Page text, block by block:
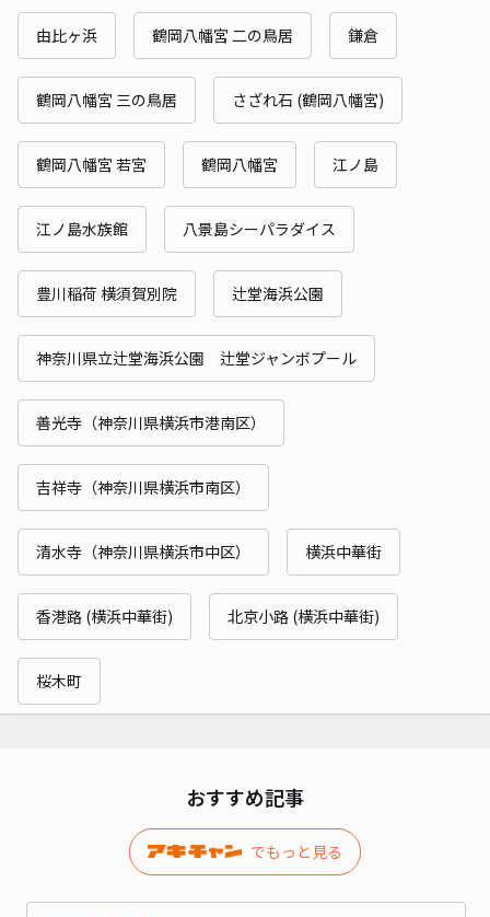
由比ヶ浜 鶴岡八幡宮 二の鳥居 鎌倉
鶴岡八幡宮 三の鳥居 さざれ石 (鶴岡八幡宮)
鶴岡八幡宮 若宮 鶴岡八幡宮 江ノ島
江ノ島水族館 八景島シーパラダイス
豊川稲荷 横須賀別院 辻堂海浜公園
神奈川県立辻堂海浜公園 辻堂ジャンボプール
善光寺（神奈川県横浜市港南区）
吉祥寺（神奈川県横浜市南区）
清水寺（神奈川県横浜市中区） 横浜中華街
香港路 (横浜中華街) 北京小路 (横浜中華街)
桜木町
おすすめ記事
でもっと見る